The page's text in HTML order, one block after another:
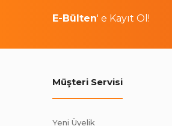
E-Bülten' e Kayıt Ol!
Müşteri Servisi
Yeni Üyelik